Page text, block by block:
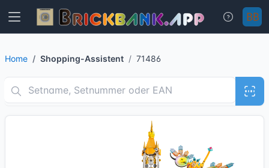
Home Shopping-Assistent 71486